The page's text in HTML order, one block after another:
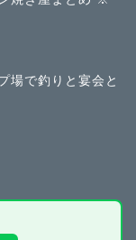
場で釣りと宴会と